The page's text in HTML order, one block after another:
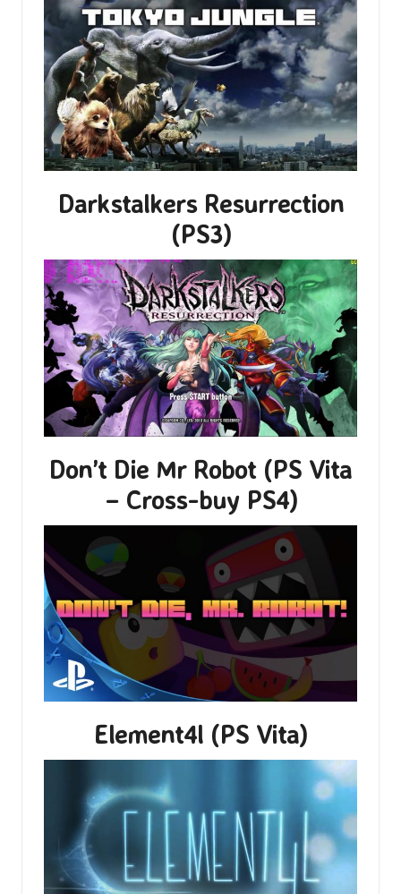
Darkstalkers Resurrection
(PS3)
Don’t Die Mr Robot (PS Vita
– Cross-buy PS4)
Element4l (PS Vita)